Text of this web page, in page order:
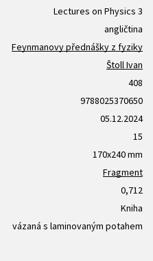
Lectures on Physics 3
angličtina
Feynmanovy přednášky z fyziky
Štoll Ivan
408
9788025370650
05.12.2024
15
170x240 mm
Fragment
0,712
Kniha
vázaná s laminovaným potahem